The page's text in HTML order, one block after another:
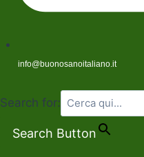
info@buonosanoitaliano.it
Search for:
Search Button